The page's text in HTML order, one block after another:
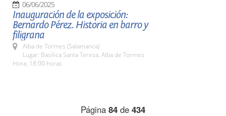
06/06/2025
Inauguración de la exposición:
Bernardo Pérez. Historia en barro y
filigrana
Alba de Tormes (Salamanca)
Lugar: Basílica Santa Teresa. Alba de Tormes
Hora: 18:00 horas
Página 84 de 434